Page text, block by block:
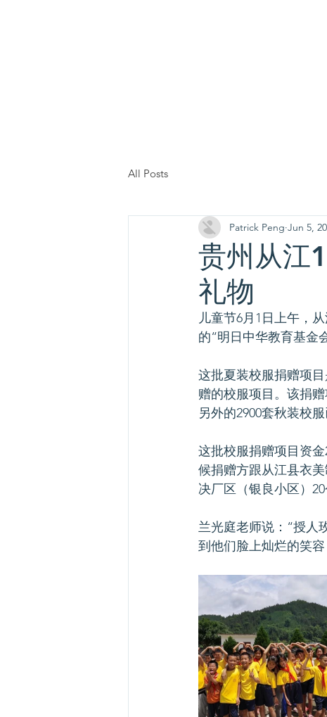
All Posts
贵州从江
礼物
Patrick Peng Jun 5,
儿童节6月1日上午，
的“明日中华教育基金
这批夏装校服捐赠项
赠的校服项目。该捐
另外的2900套秋装校
这批校服捐赠项目资
候捐赠方跟从江县衣
决厂区（银良小区）
兰光庭老师说：“授人
到他们脸上灿烂的笑